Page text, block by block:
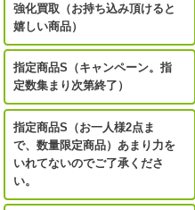
強化買取（お持ち込み頂けると
嬉しい商品）
指定商品S（キャンペーン。指
定数集まり次第終了）
指定商品S（お一人様2点ま
で、数量限定商品）あまり力を
いれてないのでご了承くださ
い。